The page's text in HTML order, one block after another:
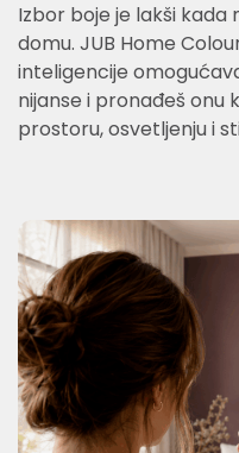
Izbor boje je lakši kada
domu. JUB Home
inteligencije
nijanse i pronađeš onu
prostoru, osvetljenju i